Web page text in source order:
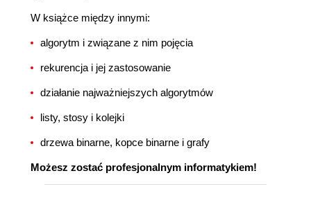
W książce między innymi:
algorytm i związane z nim pojęcia
rekurencja i jej zastosowanie
działanie najważniejszych algorytmów
listy, stosy i kolejki
drzewa binarne, kopce binarne i grafy
Możesz zostać profesjonalnym informatykiem!